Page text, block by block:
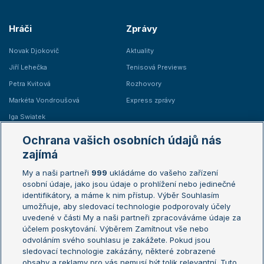
Hráči
Novak Djokovič
Jiří Lehečka
Petra Kvitová
Markéta Vondroušová
Iga Swiatek
Zprávy
Aktuality
Tenisová Previews
Rozhovory
Express zprávy
Žebříčky
Žebříček ATP (muži)
Žebříček WTA (ženy)
Sázkařský žebříček
Australian Open
French Open
Wimbledon
US Open
Turnaj mistrů
Turnaj mistryň
Ochrana vašich osobních údajů nás
zajímá
My a naši partneři 999 ukládáme do vašeho zařízení
osobní údaje, jako jsou údaje o prohlížení nebo jedinečné
identifikátory, a máme k nim přístup. Výběr Souhlasím
umožňuje, aby sledovací technologie podporovaly účely
uvedené v části My a naši partneři zpracováváme údaje za
účelem poskytování. Výběrem Zamítnout vše nebo
odvoláním svého souhlasu je zakážete. Pokud jsou
sledovací technologie zakázány, některé zobrazené